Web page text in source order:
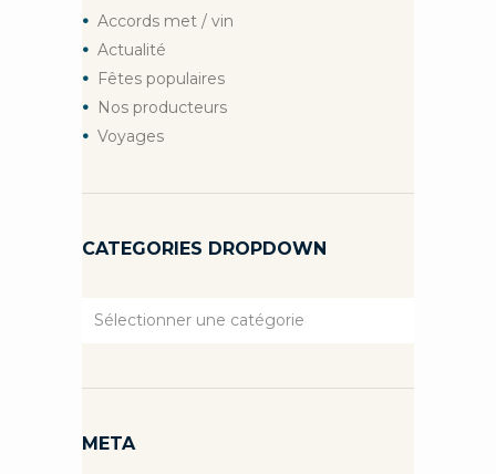
Accords met / vin
Actualité
Fêtes populaires
Nos producteurs
Voyages
CATEGORIES DROPDOWN
Categories
META